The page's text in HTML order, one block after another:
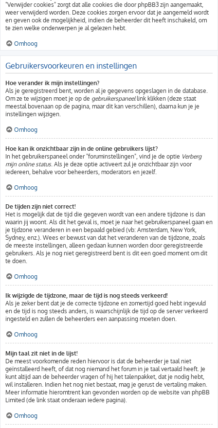
"Verwijder cookies" zorgt dat alle cookies die door phpBB3 zijn aangemaakt,
weer verwijderd worden. Deze cookies zorgen ervoor dat je aangemeld wordt
en geven ook de mogelijkheid, indien de beheerder dit heeft inschakeld, om
te zien welke onderwerpen je al gelezen hebt.
Omhoog
Gebruikersvoorkeuren en instellingen
Hoe verander ik mijn instellingen?
Als je geregistreerd bent, worden al je gegevens opgeslagen in de database.
Om ze te wijzigen moet je op de gebruikerspaneellink klikken (deze staat
meestal bovenaan op de pagina, maar dit kan verschillen), daarna kun je je
instellingen wijzigen.
Omhoog
Hoe kan ik onzichtbaar zijn in de online gebruikers lijst?
In het gebruikerspaneel onder "foruminstellingen", vind je de optie Verberg
mijn online status. Als je deze optie activeert zul je onzichtbaar zijn voor
iedereen, behalve voor beheerders, moderators en jezelf.
Omhoog
De tijden zijn niet correct!
Het is mogelijk dat de tijd die gegeven wordt van een andere tijdzone is dan
waarin jij woont. Als dit het geval is, moet je naar het gebruikerspaneel gaan en
je tijdzone veranderen in een bepaald gebied (vb: Amsterdam, New York,
Sydney, enz.). Wees er bewust van dat het veranderen van de tijdzone, zoals
de meeste instellingen, alleen gedaan kunnen worden door geregistreerde
gebruikers. Als je nog niet geregistreerd bent is dit een goed moment om dit
te doen.
Omhoog
Ik wijzigde de tijdzone, maar de tijd is nog steeds verkeerd!
Als je zeker bent dat je de correcte tijdzone en zomertijd goed hebt ingevuld
en de tijd is nog steeds anders, is waarschijnlijk de tijd op de server verkeerd
ingesteld en zullen de beheerders een aanpassing moeten doen.
Omhoog
Mijn taal zit niet in de lijst!
De meest voorkomende reden hiervoor is dat de beheerder je taal niet
geïnstalleerd heeft, of dat nog niemand het forum in je taal vertaald heeft. Je
kunt altijd aan de beheerder vragen of hij het talenpakket, dat je nodig hebt,
wil installeren. Indien het nog niet bestaat, mag je gerust de vertaling maken.
Meer informatie hieromtrent kan gevonden worden op de website van phpBB
Limited (de link staat onderaan iedere pagina).
Omhoog